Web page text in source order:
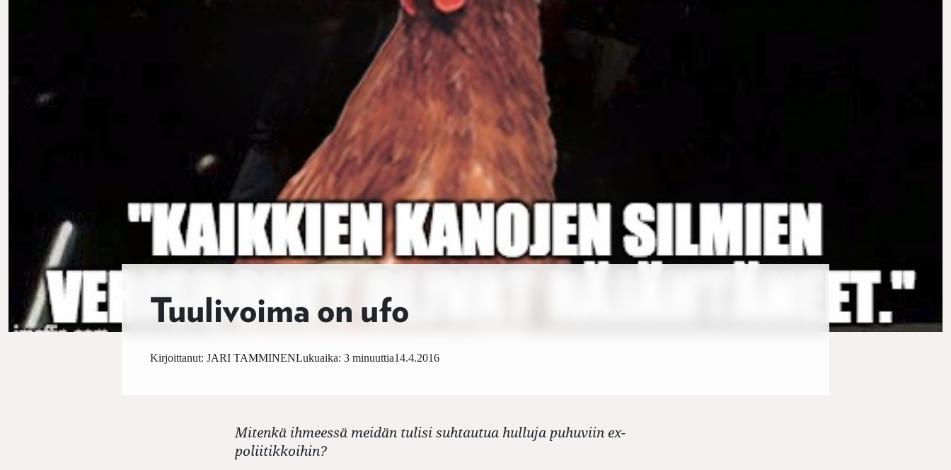
Tuulivoima on ufo
14.4.2016
Kirjoittanut: JARI TAMMINENLukuaika: 3 minuuttia
Mitenkä ihmeessä meidän tulisi suhtautua hulluja puhuviin ex-
poliitikkoihin?